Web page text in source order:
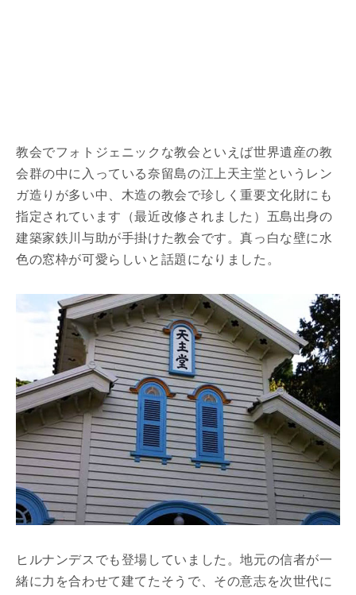
教会でフォトジェニックな教会といえば世界遺産の教
会群の中に入っている奈留島の江上天主堂というレン
ガ造りが多い中、木造の教会で珍しく重要文化財にも
指定されています（最近改修されました）五島出身の
建築家鉄川与助が手掛けた教会です。真っ白な壁に水
色の窓枠が可愛らしいと話題になりました。
ヒルナンデスでも登場していました。地元の信者が一
緒に力を合わせて建てたそうで、その意志を次世代に